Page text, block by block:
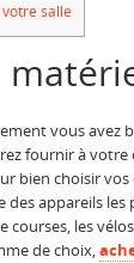
salle
vous avez
fournir à votre
bien choisir
appareils
courses, les
de choix,